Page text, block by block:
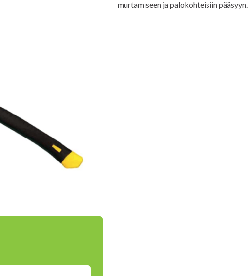
murtamiseen ja palokohteisiin pääsyyn.